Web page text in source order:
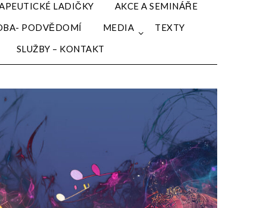
LADIČKY
AKCE A SEMINÁŘE
PODVĚDOMÍ MEDIA
TEXTY
SLUŽBY – KONTAKT